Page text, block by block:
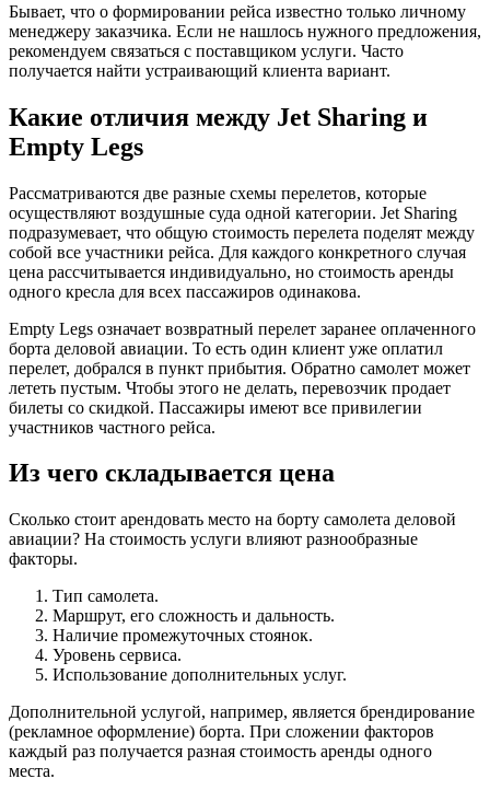
Бывает, что о формировании рейса известно только личному
менеджеру заказчика. Если не нашлось нужного предложения,
рекомендуем связаться с поставщиком услуги. Часто
получается найти устраивающий клиента вариант.
Какие отличия между Jet Sharing и
Empty Legs
Рассматриваются две разные схемы перелетов, которые
осуществляют воздушные суда одной категории. Jet Sharing
подразумевает, что общую стоимость перелета поделят между
собой все участники рейса. Для каждого конкретного случая
цена рассчитывается индивидуально, но стоимость аренды
одного кресла для всех пассажиров одинакова.
Empty Legs означает возвратный перелет заранее оплаченного
борта деловой авиации. То есть один клиент уже оплатил
перелет, добрался в пункт прибытия. Обратно самолет может
лететь пустым. Чтобы этого не делать, перевозчик продает
билеты со скидкой. Пассажиры имеют все привилегии
участников частного рейса.
Из чего складывается цена
Сколько стоит арендовать место на борту самолета деловой
авиации? На стоимость услуги влияют разнообразные
факторы.
Тип самолета.
Маршрут, его сложность и дальность.
Наличие промежуточных стоянок.
Уровень сервиса.
Использование дополнительных услуг.
Дополнительной услугой, например, является брендирование
(рекламное оформление) борта. При сложении факторов
каждый раз получается разная стоимость аренды одного
места.